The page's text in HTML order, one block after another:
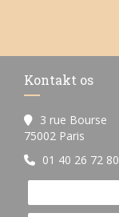
Kontakt os
3 rue Bourse
75002 Paris
01 40 26 72 80